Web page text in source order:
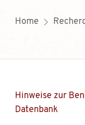
Home
Hinweise zur
Datenbank